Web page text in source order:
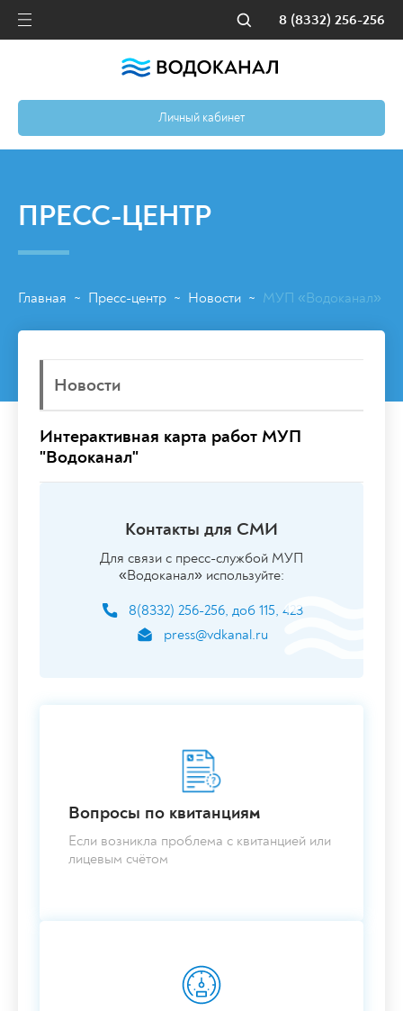
8 (8332) 256-256
Личный кабинет
ПРЕСС-ЦЕНТР
Главная ~ Пресс-центр ~ Новости ~ МУП «Водоканал»
Новости
Интерактивная карта работ МУП
"Водоканал"
Контакты для СМИ
Для связи с пресс-службой МУП
«Водоканал» используйте:
8(8332) 256-256, доб 115, 423
press@vdkanal.ru
Вопросы по квитанциям
Если возникла проблема с квитанцией или
лицевым счётом